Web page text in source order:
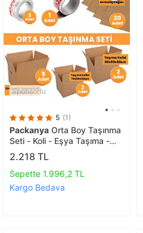
Sponsorlu
5 (1)
Packanya Orta Boy Taşınma
Seti - Koli - Eşya Taşıma -
Taşıma Kolisi
2.218 TL
Sepette 1.996,2 TL
Kargo Bedava